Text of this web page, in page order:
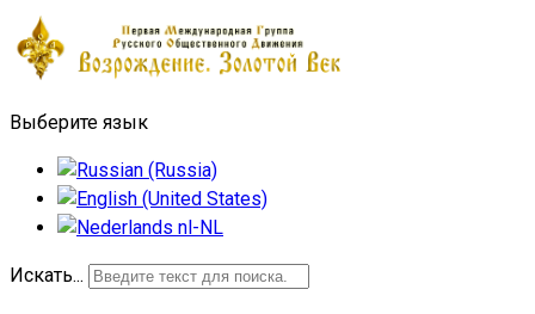
Выберите язык
Искать...